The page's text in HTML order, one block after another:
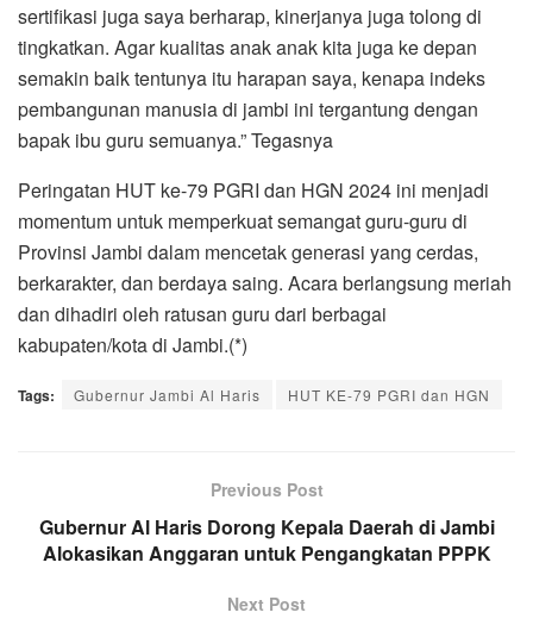
sertifikasi juga saya berharap, kinerjanya juga tolong di
tingkatkan. Agar kualitas anak anak kita juga ke depan
semakin baik tentunya itu harapan saya, kenapa indeks
pembangunan manusia di jambi ini tergantung dengan
bapak ibu guru semuanya.” Tegasnya
Peringatan HUT ke-79 PGRI dan HGN 2024 ini menjadi
momentum untuk memperkuat semangat guru-guru di
Provinsi Jambi dalam mencetak generasi yang cerdas,
berkarakter, dan berdaya saing. Acara berlangsung meriah
dan dihadiri oleh ratusan guru dari berbagai
kabupaten/kota di Jambi.(*)
Tags: Gubernur Jambi Al Haris HUT KE-79 PGRI dan HGN
Previous Post
Gubernur Al Haris Dorong Kepala Daerah di Jambi
Alokasikan Anggaran untuk Pengangkatan PPPK
Next Post